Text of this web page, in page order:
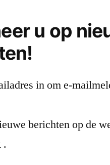
u op
in om e-
berichten op de
.